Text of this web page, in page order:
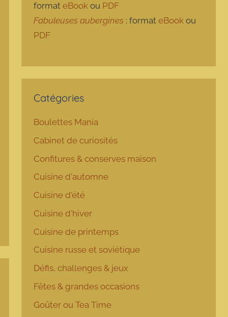
formateBook ou PDF
Fabuleuses aubergines : formateBook ou
PDF
Catégories
Boulettes Mania
Cabinet de curiosités
Confitures & conserves maison
Cuisine d'automne
Cuisine d'été
Cuisine d'hiver
Cuisine de printemps
Cuisine russe et soviétique
Défis, challenges & jeux
Fêtes & grandes occasions
Goûter ou Tea Time